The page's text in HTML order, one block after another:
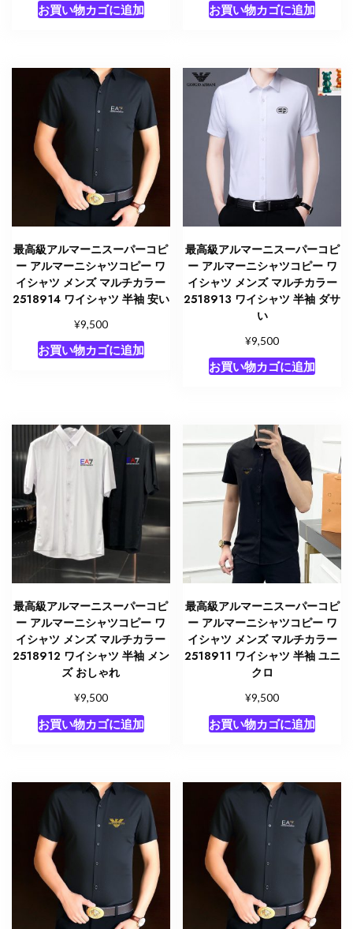
お買い物カゴに追加 お買い物カゴに追加
最高級アルマーニスーパーコピ
ー アルマーニシャツコピー ワ
イシャツ メンズ マルチカラー
2518914 ワイシャツ 半袖 安い
¥9,500
お買い物カゴに追加
最高級アルマーニスーパーコピ
ー アルマーニシャツコピー ワ
イシャツ メンズ マルチカラー
2518913 ワイシャツ 半袖 ダサ
い
¥9,500
お買い物カゴに追加
最高級アルマーニスーパーコピ
ー アルマーニシャツコピー ワ
イシャツ メンズ マルチカラー
2518912 ワイシャツ 半袖 メン
ズ おしゃれ
¥9,500
お買い物カゴに追加
最高級アルマーニスーパーコピ
ー アルマーニシャツコピー ワ
イシャツ メンズ マルチカラー
2518911 ワイシャツ 半袖 ユニ
クロ
¥9,500
お買い物カゴに追加